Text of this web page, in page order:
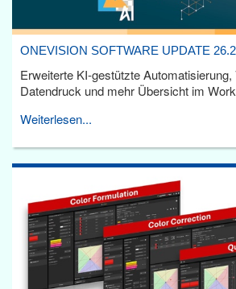
ONEVISION SOFTWARE UPDATE 26.2
Erweiterte KI-gestützte Automatisierung,
Datendruck und mehr Übersicht im
Weiterlesen...